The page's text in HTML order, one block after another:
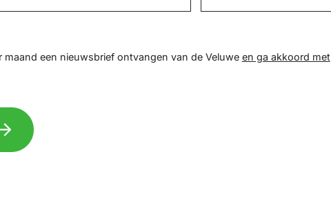
maand een nieuwsbrief ontvangen van de Veluwe en ga akkoord met